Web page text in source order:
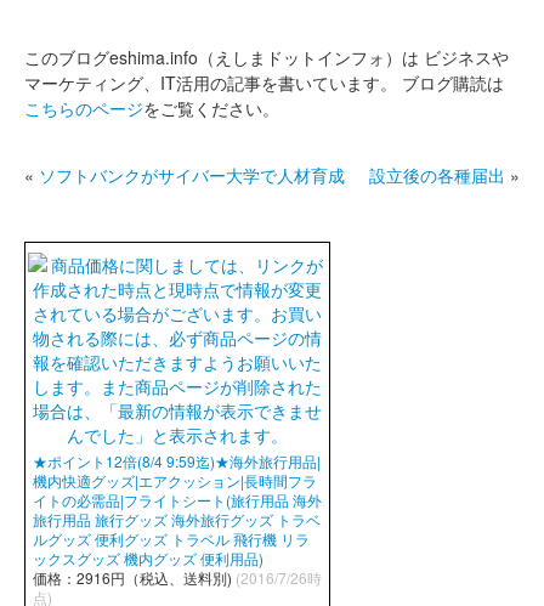
このブログeshima.info（えしまドットインフォ）は ビジネスや
マーケティング、IT活用の記事を書いています。
ブログ購読は
こちらのページをご覧ください。
« ソフトバンクがサイバー大学で人材育成 設立後の各種届出 »
★ポイント12倍(8/4 9:59迄)★海外旅行用品|
機内快適グッズ|エアクッション|長時間フラ
イトの必需品|フライトシート(旅行用品 海外
旅行用品 旅行グッズ 海外旅行グッズ トラベ
ルグッズ 便利グッズ トラベル 飛行機 リラ
ックスグッズ 機内グッズ 便利用品)
価格：2916円（税込、送料別) (2016/7/26時
点)